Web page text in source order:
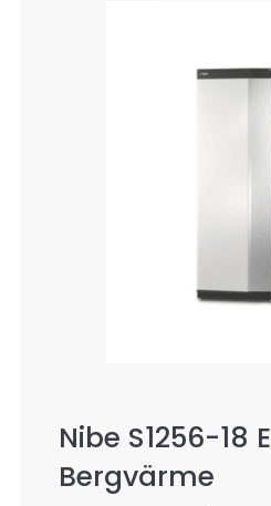
Nibe S1256-18 E
Bergvärme